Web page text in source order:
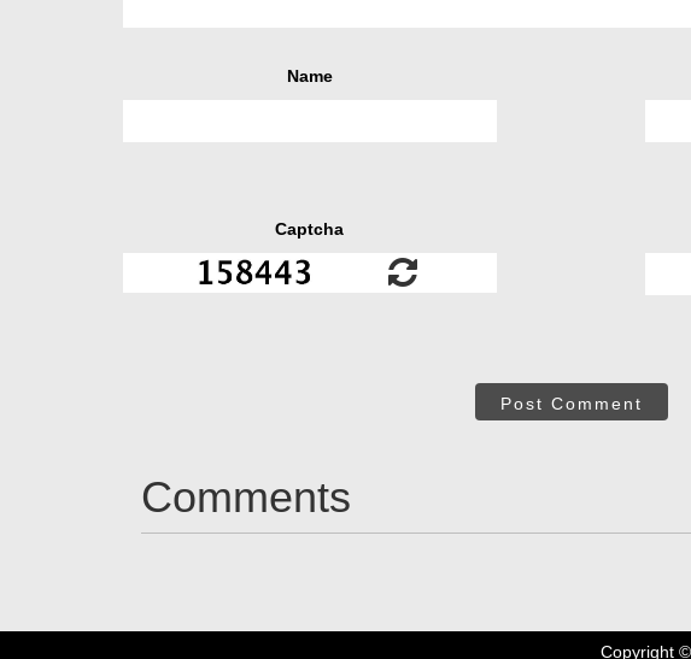
Name
Captcha
Post Comment
Comments
Copyright ©